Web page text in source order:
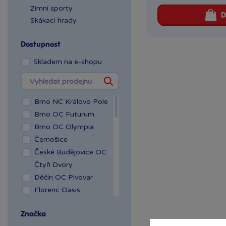
Zimní sporty
Skákací hrady
Dostupnost
Skladem na e-shopu
Brno NC Královo Pole
Brno OC Futurum
Brno OC Olympia
Černošice
České Budějovice OC
Čtyři Dvory
Děčín OC Pivovar
Florenc Oasis
Kladno OAZA
Značka